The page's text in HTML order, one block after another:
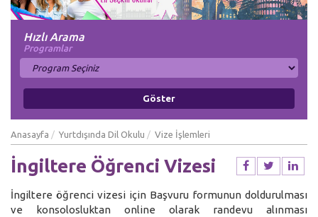
Hızlı Arama
Programlar
Anasayfa Yurtdışında Dil Okulu Vize İşlemleri
İngiltere Öğrenci Vizesi
İngiltere öğrenci vizesi için Başvuru formunun doldurulması
ve konsolosluktan online olarak randevu alınması